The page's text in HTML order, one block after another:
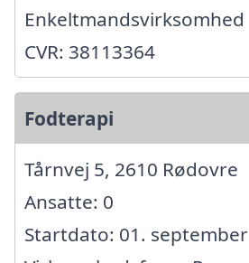
Enkeltmandsvirksomhed
CVR: 38113364
Fodterapi
Tårnvej 5, 2610 Rødovre
Ansatte: 0
Startdato: 01.